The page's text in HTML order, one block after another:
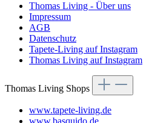
Thomas Living - Über uns
Impressum
AGB
Datenschutz
Tapete-Living auf Instagram
Thomas Living auf Instagram
Thomas Living Shops
www.tapete-living.de